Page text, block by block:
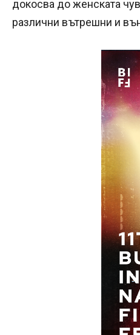
докосва до женската
различни вътрешни и